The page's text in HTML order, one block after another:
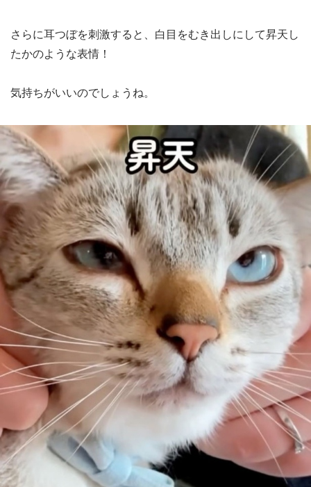
さらに耳つぼを刺激すると、白目をむき出しにして昇天し
たかのような表情！
気持ちがいいのでしょうね。